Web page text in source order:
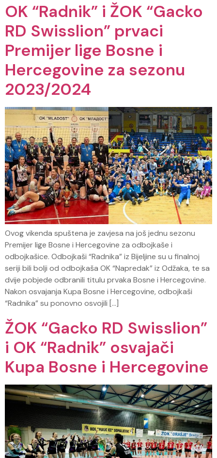
OK “Radnik” i ŽOK “Gacko
RD Swisslion” prvaci
Premijer lige Bosne i
Hercegovine za sezonu
2023/2024
Ovog vikenda spuštena je zavjesa na još jednu sezonu
Premijer lige Bosne i Hercegovine za odbojkaše i
odbojkašice. Odbojkaši “Radnika” iz Bijeljine su u finalnoj
seriji bili bolji od odbojkaša OK “Napredak” iz Odžaka, te sa
dvije pobjede odbranili titulu prvaka Bosne i Hercegovine.
Nakon osvajanja Kupa Bosne i Hercegovine, odbojkaši
“Radnika” su ponovno osvojili […]
ŽOK “Gacko RD Swisslion”
i OK “Radnik” osvajači
Kupa Bosne i Hercegovine